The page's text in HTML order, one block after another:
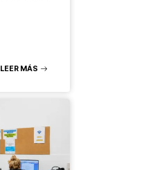
LEER MÁS